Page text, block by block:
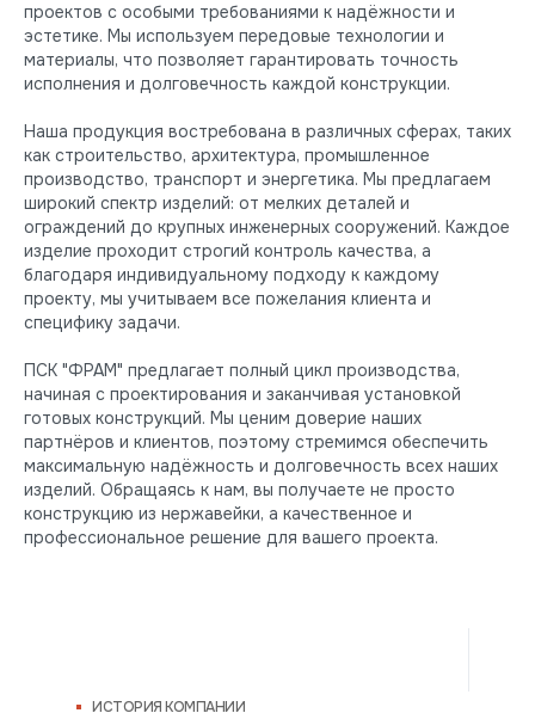
проектов с особыми требованиями к надёжности и
эстетике. Мы используем передовые технологии и
материалы, что позволяет гарантировать точность
исполнения и долговечность каждой конструкции.
Наша продукция востребована в различных сферах, таких
как строительство, архитектура, промышленное
производство, транспорт и энергетика. Мы предлагаем
широкий спектр изделий: от мелких деталей и
ограждений до крупных инженерных сооружений. Каждое
изделие проходит строгий контроль качества, а
благодаря индивидуальному подходу к каждому
проекту, мы учитываем все пожелания клиента и
специфику задачи.
ПСК "ФРАМ" предлагает полный цикл производства,
начиная с проектирования и заканчивая установкой
готовых конструкций. Мы ценим доверие наших
партнёров и клиентов, поэтому стремимся обеспечить
максимальную надёжность и долговечность всех наших
изделий. Обращаясь к нам, вы получаете не просто
конструкцию из нержавейки, а качественное и
профессиональное решение для вашего проекта.
ИСТОРИЯ КОМПАНИИ